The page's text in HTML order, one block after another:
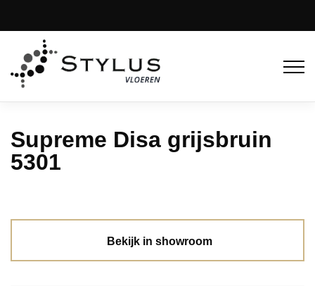
Supreme Disa grijsbruin
5301
Bekijk in showroom